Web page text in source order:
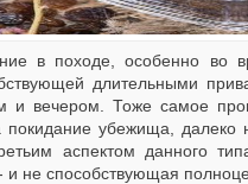
длительными
и вечером. Тоже самое
покидание убежища, далеко
аспектом данного
не способствующая